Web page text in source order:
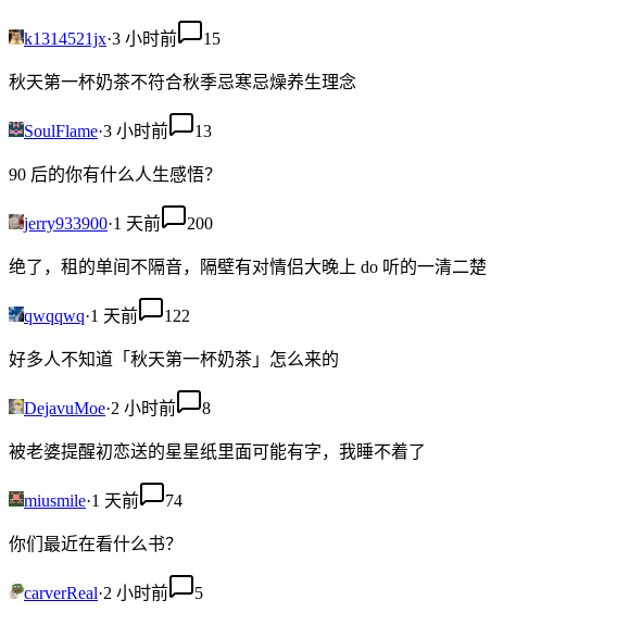
k1314521jx·3 小时前 15
秋天第一杯奶茶不符合秋季忌寒忌燥养生理念
SoulFlame·3 小时前 13
90 后的你有什么人生感悟？
jerry933900·1 天前 200
绝了，租的单间不隔音，隔壁有对情侣大晚上 do 听的一清二楚
qwqqwq·1 天前 122
好多人不知道「秋天第一杯奶茶」怎么来的
DejavuMoe·2 小时前 8
被老婆提醒初恋送的星星纸里面可能有字，我睡不着了
miusmile·1 天前 74
你们最近在看什么书？
carverReal·2 小时前 5